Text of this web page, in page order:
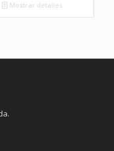
Mostrar detalles